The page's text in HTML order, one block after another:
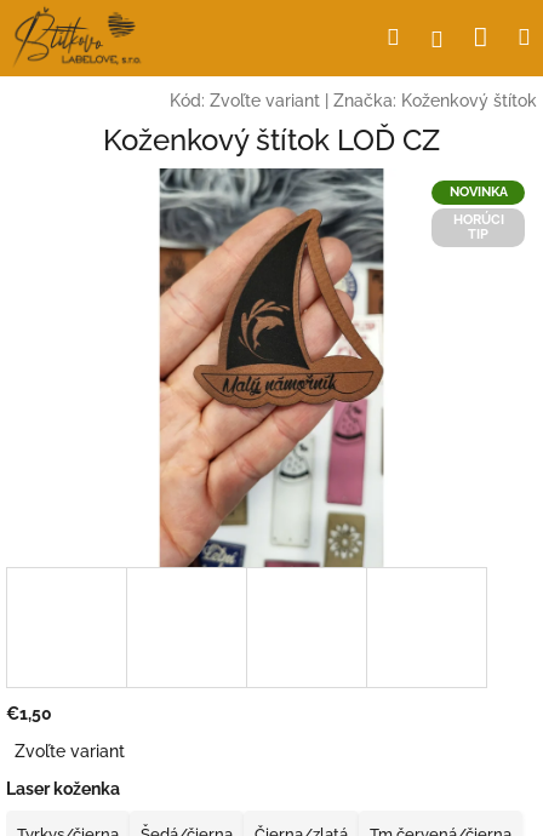
Prejsť
na
obsah
Hľadať
Kód: Zvoľte variant Značka: Koženkový štítok
Koženkový štítok LOĎ CZ
NOVINKA
HORÚCI
TIP
€1,50
cena:
Zvoľte variant
Laser koženka